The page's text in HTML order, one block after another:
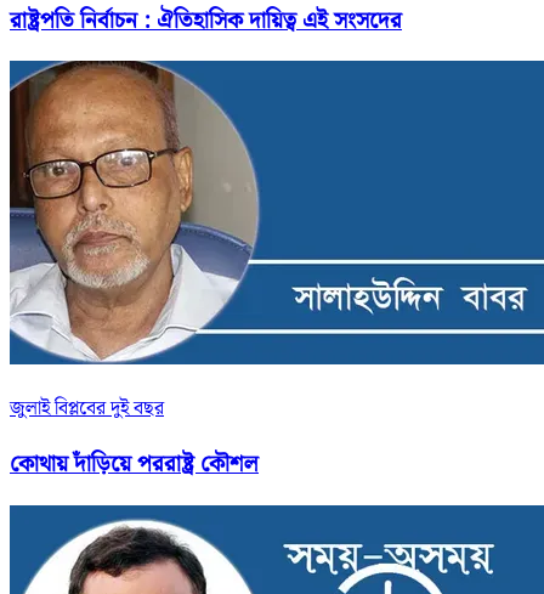
রাষ্ট্রপতি নির্বাচন : ঐতিহাসিক দায়িত্ব এই সংসদের
জুলাই বিপ্লবের দুই বছর
কোথায় দাঁড়িয়ে পররাষ্ট্র কৌশল